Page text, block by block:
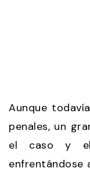
Aunque
penales, un
el caso y
enfrentándose